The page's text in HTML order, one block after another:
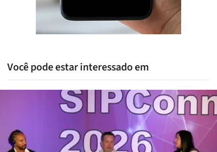
Você pode estar interessado em